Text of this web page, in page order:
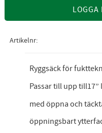
LOGGA
Artikelnr
Ryggsäck för
Passar till upp
med öppna och
öppningsbart